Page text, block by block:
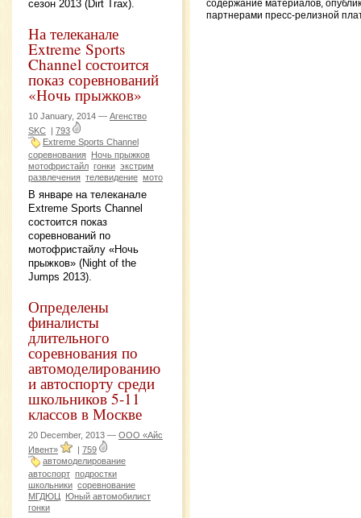
сезон 2013 (Dirt Trax).
На телеканале
Extreme Sports
Channel состоится
показ соревнований
«Ночь прыжков»
10 January, 2014 — Агенство
SKC | 793
Extreme Sports Channel
соревнования Ночь прыжков
мотофристайл гонки экстрим
развлечения телевидение мото
В январе на телеканале
Extreme Sports Channel
состоится показ
соревнований по
мотофристайлу «Ночь
прыжков» (Night of the
Jumps 2013).
Определены
финалисты
длительного
соревнования по
автомоделированию
и автоспорту среди
школьников 5-11
классов в Москве
20 December, 2013 — ООО «Айс
Ивент»
| 759
автомоделирование
автоспорт подростки
школьники соревнование
МГДЮЦ
Юный автомобилист
гонки
содержание материалов,
партнерами пресс-релизной